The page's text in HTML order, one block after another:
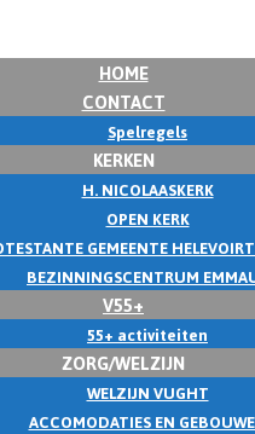
HOME
CONTACT
Spelregels
KERKEN
H. NICOLAASKERK
OPEN KERK
GEMEENTE
BEZINNINGSCENTRUM
V55+
55+ activiteiten
ZORG/WELZIJN
WELZIJN VUGHT
ACCOMODATIES EN